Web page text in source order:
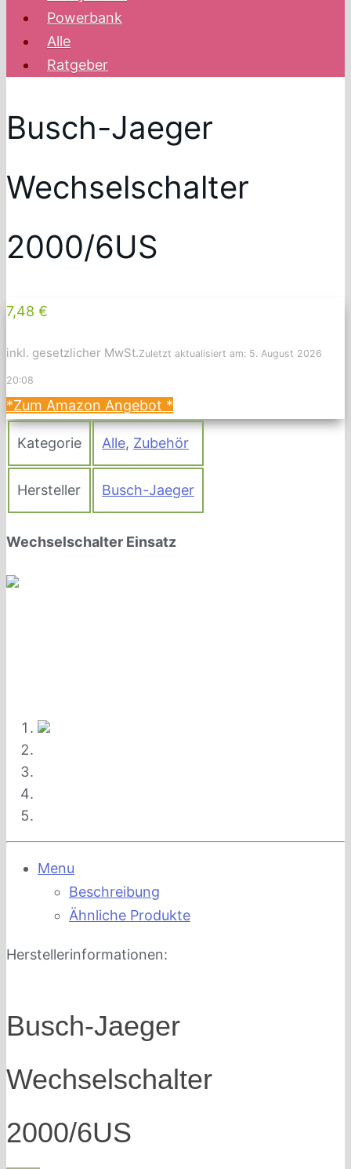
Powerbank
Alle
Ratgeber
Busch-Jaeger
Wechselschalter
2000/6US
7,48 €
inkl. gesetzlicher MwSt.Zuletzt aktualisiert am: 5. August 2026
20:08
*Zum Amazon Angebot *
Kategorie Alle, Zubehör
Hersteller Busch-Jaeger
Wechselschalter Einsatz
Menu
Beschreibung
Ähnliche Produkte
Herstellerinformationen:
Busch-Jaeger
Wechselschalter
2000/6US